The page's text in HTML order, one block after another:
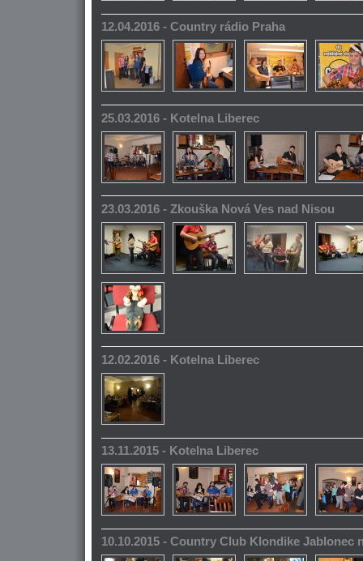
12.04.2016 - Country rádio Praha
25.03.2016 - Kotelna Liberec
23.03.2016 - Zkouška Nová Ves nad Nisou
12.02.2016 - Kotelna Liberec
13.11.2015 - Kotelna Liberec
10.10.2015 - Country Club Klondike Jablonec